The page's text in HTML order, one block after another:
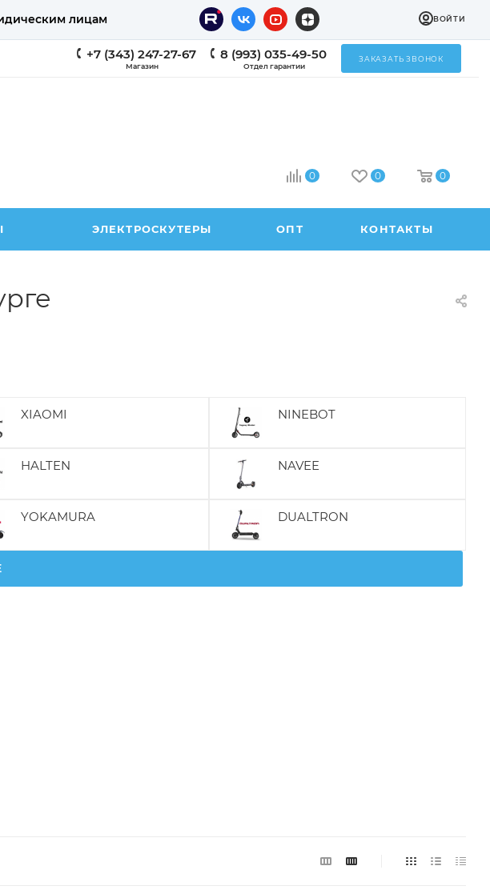
лицам ВОЙТИ
+7 (343) 247-27-67
Магазин
8 (993) 035-49-50
Отдел гарантии
ЗАКАЗАТЬ ЗВОНОК
0 0 0
ЭЛЕКТРОСКУТЕРЫ ОПТ КОНТАКТЫ
XIAOMI NINEBOT
HALTEN NAVEE
YOKAMURA DUALTRON